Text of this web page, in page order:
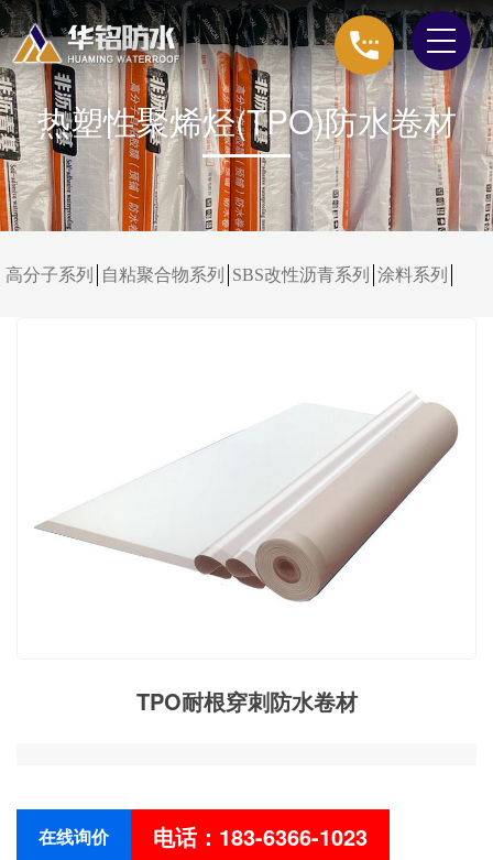
热塑性聚烯烃(TPO)防水卷材
高分子系列 自粘聚合物系列 SBS改性沥青系列 涂料系列
TPO耐根穿刺防水卷材
在线询价 电话：183-6366-1023